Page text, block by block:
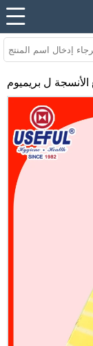
الأنسجة ل بريميوم